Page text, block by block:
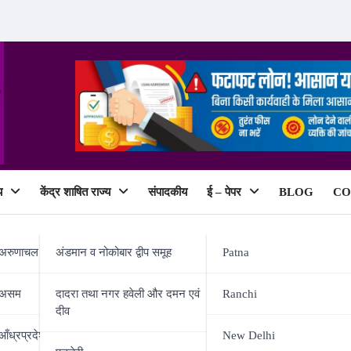
प्रदेश
केंद्र शाषित राज्य
अंडमान व नोकोबार द्वीप समूह
दादरा तथा नगर हवेली और दमन एवं
दीव
संपादकीय ई – पेपर
Patna
Ranchi
New Delhi
BLOG
वोटिंग कल, बीजेपी रचेगी इतिहास या